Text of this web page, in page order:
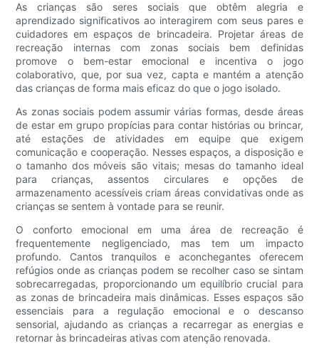
As crianças são seres sociais que obtêm alegria e
aprendizado significativos ao interagirem com seus pares e
cuidadores em espaços de brincadeira. Projetar áreas de
recreação internas com zonas sociais bem definidas
promove o bem-estar emocional e incentiva o jogo
colaborativo, que, por sua vez, capta e mantém a atenção
das crianças de forma mais eficaz do que o jogo isolado.
As zonas sociais podem assumir várias formas, desde áreas
de estar em grupo propícias para contar histórias ou brincar,
até estações de atividades em equipe que exigem
comunicação e cooperação. Nesses espaços, a disposição e
o tamanho dos móveis são vitais; mesas do tamanho ideal
para crianças, assentos circulares e opções de
armazenamento acessíveis criam áreas convidativas onde as
crianças se sentem à vontade para se reunir.
O conforto emocional em uma área de recreação é
frequentemente negligenciado, mas tem um impacto
profundo. Cantos tranquilos e aconchegantes oferecem
refúgios onde as crianças podem se recolher caso se sintam
sobrecarregadas, proporcionando um equilíbrio crucial para
as zonas de brincadeira mais dinâmicas. Esses espaços são
essenciais para a regulação emocional e o descanso
sensorial, ajudando as crianças a recarregar as energias e
retornar às brincadeiras ativas com atenção renovada.